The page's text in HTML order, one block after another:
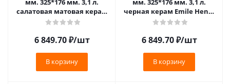
мм. 325*176 мм. 3,1 л.
салатовая матовая керам
Emile Henry /1/3/210/ ТП
6 849.70₽/шт
В корзину
мм. 325*176 мм. 3,1 л.
черная керам Emile Henry
/1/3/210/ ТП
6 849.70₽/шт
В корзину